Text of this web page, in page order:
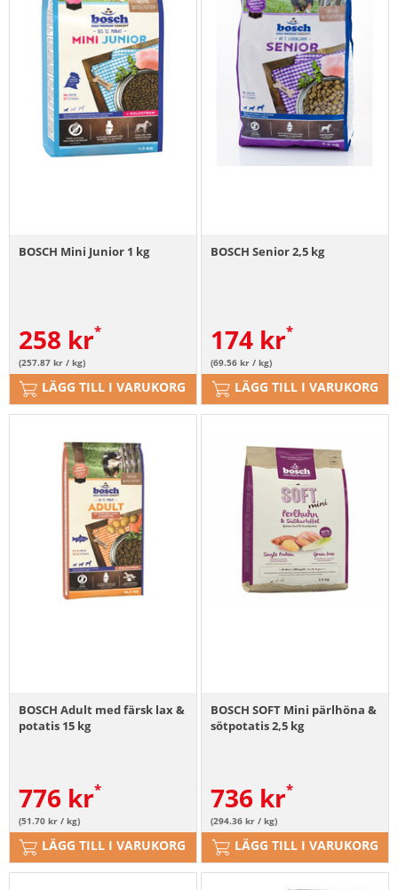
BOSCH Mini Junior 1 kg
258 kr
(257.87 kr / kg)
LÄGG TILL I VARUKORG
BOSCH Senior 2,5 kg
174 kr
(69.56 kr / kg)
LÄGG TILL I VARUKORG
BOSCH Adult med färsk lax &
potatis 15 kg
776 kr
(51.70 kr / kg)
LÄGG TILL I VARUKORG
BOSCH SOFT Mini pärlhöna &
sötpotatis 2,5 kg
736 kr
(294.36 kr / kg)
LÄGG TILL I VARUKORG